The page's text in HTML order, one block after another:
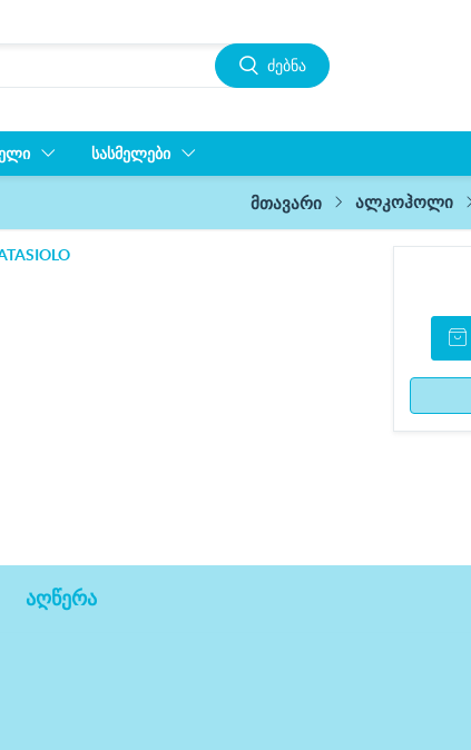
ძებნა
ᲡᲐᲡᲛᲔᲚᲔᲑᲘ
მთავარი ალკოჰოლი
აღწერა